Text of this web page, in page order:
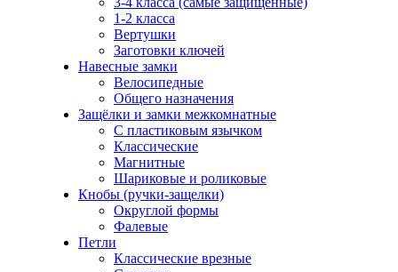
1-2 класса
Вертушки
Заготовки ключей
Навесные замки
Велосипедные
Общего назначения
Защёлки и замки межкомнатные
С пластиковым язычком
Классические
Магнитные
Шариковые и роликовые
Кнобы (ручки-защелки)
Округлой формы
Фалевые
Петли
Классические врезные